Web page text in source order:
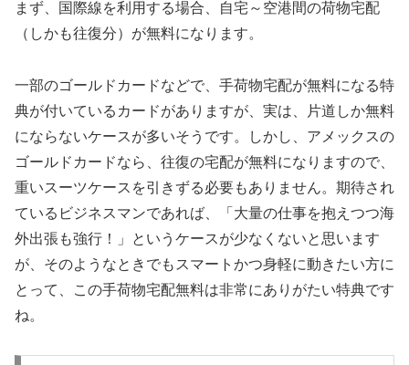
まず、国際線を利用する場合、自宅～空港間の荷物宅配
（しかも往復分）が無料になります。
一部のゴールドカードなどで、手荷物宅配が無料になる特
典が付いているカードがありますが、実は、片道しか無料
にならないケースが多いそうです。しかし、アメックスの
ゴールドカードなら、往復の宅配が無料になりますので、
重いスーツケースを引きずる必要もありません。期待され
ているビジネスマンであれば、「大量の仕事を抱えつつ海
外出張も強行！」というケースが少なくないと思います
が、そのようなときでもスマートかつ身軽に動きたい方に
とって、この手荷物宅配無料は非常にありがたい特典です
ね。